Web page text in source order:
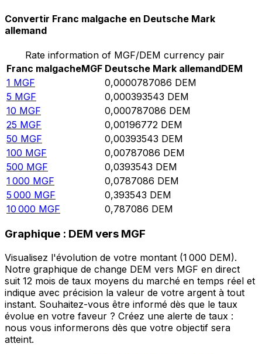
Convertir Franc malgache en Deutsche Mark
allemand
Rate information of MGF/DEM currency pair
Franc malgacheMGF Deutsche Mark allemandDEM
1 MGF 0,0000787086 DEM
5 MGF 0,000393543 DEM
10 MGF 0,000787086 DEM
25 MGF 0,00196772 DEM
50 MGF 0,00393543 DEM
100 MGF 0,00787086 DEM
500 MGF 0,0393543 DEM
1 000 MGF 0,0787086 DEM
5 000 MGF 0,393543 DEM
10 000 MGF 0,787086 DEM
Graphique : DEM vers MGF
Visualisez l'évolution de votre montant (1 000 DEM).
Notre graphique de change DEM vers MGF en direct
suit 12 mois de taux moyens du marché en temps réel et
indique avec précision la valeur de votre argent à tout
instant. Souhaitez-vous être informé dès que le taux
évolue en votre faveur ? Créez une alerte de taux :
nous vous informerons dès que votre objectif sera
atteint.